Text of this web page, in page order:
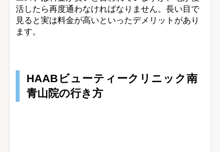
活したら再度通わなければなりません。長い目で
見ると実は料金が高いといったデメリットがあり
ます。
HAABビューティークリニック南
青山院の行き方